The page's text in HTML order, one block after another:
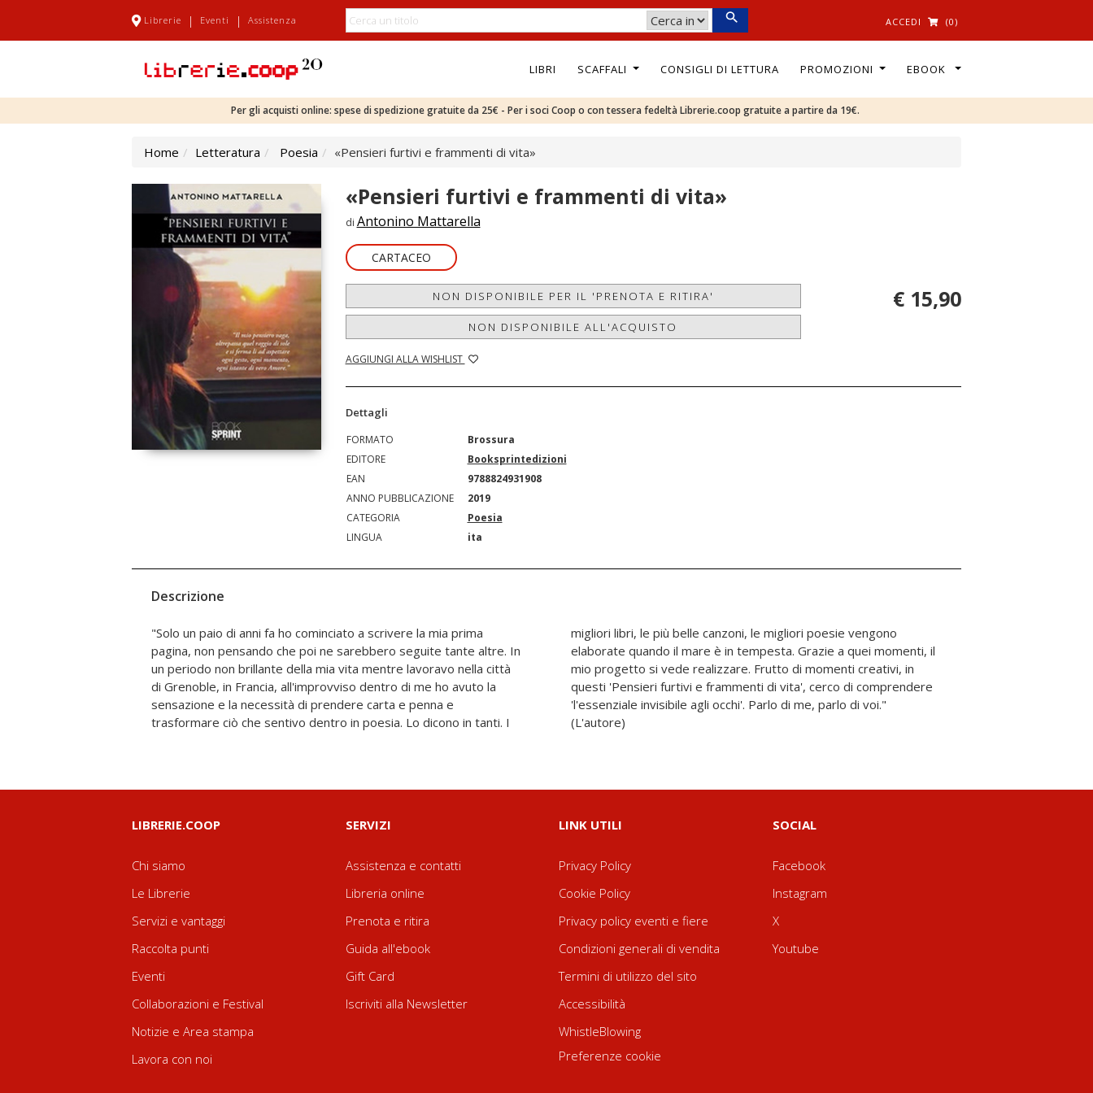
Librerie | Eventi | Assistenza ACCEDI (0)
LIBRI SCAFFALI CONSIGLI DI LETTURA PROMOZIONI EBOOK
Per gli acquisti online: spese di spedizione gratuite da 25€ - Per i soci Coop o con tessera fedeltà Librerie.coop gratuite a partire da 19€.
Home Letteratura Poesia «Pensieri furtivi e frammenti di vita»
«Pensieri furtivi e frammenti di vita»
di Antonino Mattarella
CARTACEO
NON DISPONIBILE PER IL 'PRENOTA E RITIRA'
NON DISPONIBILE ALL'ACQUISTO
AGGIUNGI ALLA WISHLIST
€ 15,90
Dettagli
FORMATO
Brossura
EDITORE
Booksprintedizioni
EAN
9788824931908
ANNO PUBBLICAZIONE
2019
CATEGORIA
Poesia
LINGUA
ita
Descrizione
"Solo un paio di anni fa ho cominciato a scrivere la mia prima
pagina, non pensando che poi ne sarebbero seguite tante altre. In
un periodo non brillante della mia vita mentre lavoravo nella città
di Grenoble, in Francia, all'improvviso dentro di me ho avuto la
sensazione e la necessità di prendere carta e penna e
trasformare ciò che sentivo dentro in poesia. Lo dicono in tanti. I
migliori libri, le più belle canzoni, le migliori poesie vengono
elaborate quando il mare è in tempesta. Grazie a quei momenti, il
mio progetto si vede realizzare. Frutto di momenti creativi, in
questi 'Pensieri furtivi e frammenti di vita', cerco di comprendere
'l'essenziale invisibile agli occhi'. Parlo di me, parlo di voi."
(L'autore)
LIBRERIE.COOP
Chi siamo
Le Librerie
Servizi e vantaggi
Raccolta punti
Eventi
Collaborazioni e Festival
Notizie e Area stampa
Lavora con noi
SERVIZI
Assistenza e contatti
Libreria online
Prenota e ritira
Guida all'ebook
Gift Card
Iscriviti alla Newsletter
LINK UTILI
Privacy Policy
Cookie Policy
Privacy policy eventi e fiere
Condizioni generali di vendita
Termini di utilizzo del sito
Accessibilità
WhistleBlowing
Preferenze cookie
SOCIAL
Facebook
Instagram
X
Youtube